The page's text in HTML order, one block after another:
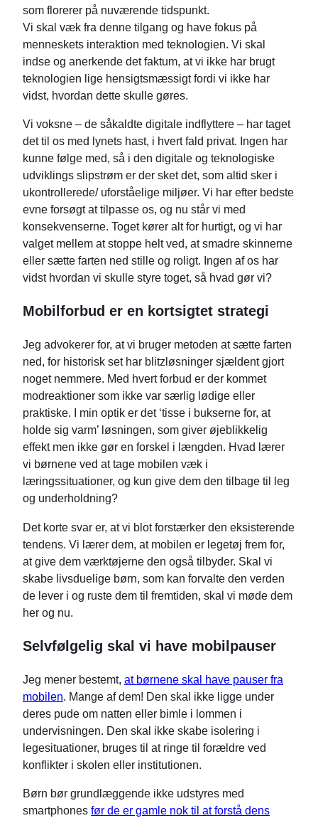
som florerer på nuværende tidspunkt.
Vi skal væk fra denne tilgang og have fokus på
menneskets interaktion med teknologien. Vi skal
indse og anerkende det faktum, at vi ikke har brugt
teknologien lige hensigtsmæssigt fordi vi ikke har
vidst, hvordan dette skulle gøres.
Vi voksne – de såkaldte digitale indflyttere – har taget
det til os med lynets hast, i hvert fald privat. Ingen har
kunne følge med, så i den digitale og teknologiske
udviklings slipstrøm er der sket det, som altid sker i
ukontrollerede/ uforståelige miljøer. Vi har efter bedste
evne forsøgt at tilpasse os, og nu står vi med
konsekvenserne. Toget kører alt for hurtigt, og vi har
valget mellem at stoppe helt ved, at smadre skinnerne
eller sætte farten ned stille og roligt. Ingen af os har
vidst hvordan vi skulle styre toget, så hvad gør vi?
Mobilforbud er en kortsigtet strategi
Jeg advokerer for, at vi bruger metoden at sætte farten
ned, for historisk set har blitzløsninger sjældent gjort
noget nemmere. Med hvert forbud er der kommet
modreaktioner som ikke var særlig lødige eller
praktiske. I min optik er det ‘tisse i bukserne for, at
holde sig varm’ løsningen, som giver øjeblikkelig
effekt men ikke gør en forskel i længden. Hvad lærer
vi børnene ved at tage mobilen væk i
læringssituationer, og kun give dem den tilbage til leg
og underholdning?
Det korte svar er, at vi blot forstærker den eksisterende
tendens. Vi lærer dem, at mobilen er legetøj frem for,
at give dem værktøjerne den også tilbyder. Skal vi
skabe livsduelige børn, som kan forvalte den verden
de lever i og ruste dem til fremtiden, skal vi møde dem
her og nu.
Selvfølgelig skal vi have mobilpauser
Jeg mener bestemt, at børnene skal have pauser fra
mobilen. Mange af dem! Den skal ikke ligge under
deres pude om natten eller bimle i lommen i
undervisningen. Den skal ikke skabe isolering i
legesituationer, bruges til at ringe til forældre ved
konflikter i skolen eller institutionen.
Børn bør grundlæggende ikke udstyres med
smartphones før de er gamle nok til at forstå dens